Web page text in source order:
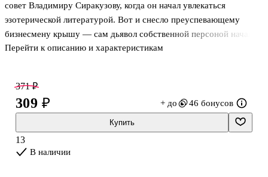
совет Владимиру Сиракузову, когда он начал увлекаться
эзотерической литературой. Вот и снесло преуспевающему
бизнесмену крышу — сам дьявол собственной персоной начал к
нему являться. Татьяна Сергеева, начальница особой бригады, к
Но что это достает Сиракузов из портфеля? Что это за лист
пергамента с печатью и бурым пятном! Да, подтверждает
Владимир, это договор с дьяволом о продаже души.
Скрепленный кровью. Экспертиза показала — его, Сиракузова,
кровью. Вот это поворот! Но Танюше по плечу и нечистую си
Перейти к описанию и характеристикам
371 ₽
309 ₽ + до 46 бонусов
Купить
13
В наличии